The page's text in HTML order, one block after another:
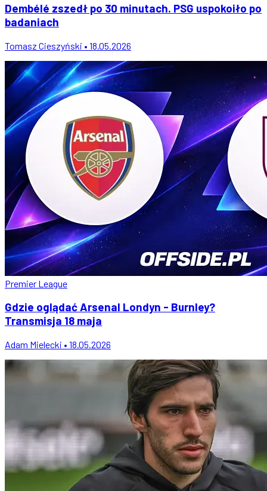
Dembélé zszedł po 30 minutach. PSG uspokoiło po
badaniach
Tomasz Cieszyński • 18.05.2026
Premier League
Gdzie oglądać Arsenal Londyn - Burnley?
Transmisja 18 maja
Adam Mielecki • 18.05.2026